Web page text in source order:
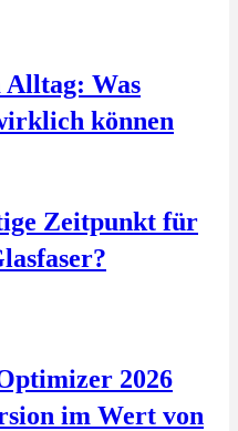
Was
können
Zeitpunkt für
2026
im Wert von